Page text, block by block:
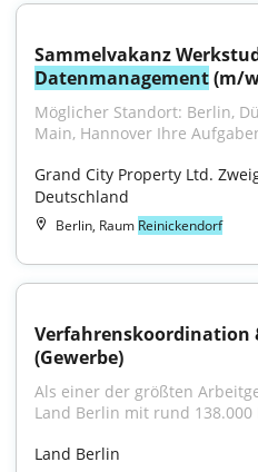
Datenmanagement (m/
Möglicher Standort: Berlin,
Main, Hannover Ihre
Grand City Property Ltd.
Deutschland
Berlin, Raum Reinickendorf
Verfahrenskoordination
(Gewerbe)
Als einer der größten
Land Berlin mit rund
Land Berlin